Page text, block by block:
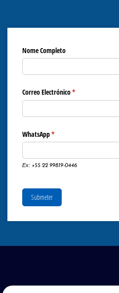
Nome Completo
Correo Electrónico*
(obrigatório)
WhatsApp*
(obrigatório)
Ex: +55 22 99819-0446
Submeter